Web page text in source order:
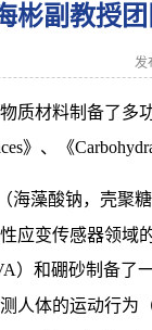
彬副教授
发
质材料制备了多
》 、 《
海藻酸钠，壳聚
应变传感器领
）和硼砂制备了
人体的运动行为